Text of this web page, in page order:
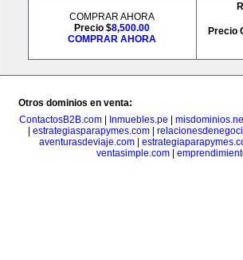
COMPRAR AHORA
Precio $8,500.00
COMPRAR AHORA
Precio
Otros dominios en venta:
ContactosB2B.com
Inmuebles.pe
estrategiasparapymes.com
aventurasdeviaje.com|
ventasimple.com|